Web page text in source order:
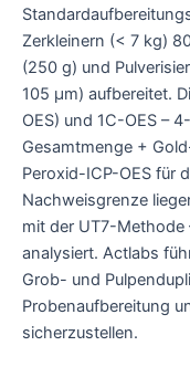
Zerkleinern (< 7 kg)
(250 g) und
105 μm) aufbereitet.
OES) und 1C-OES –
Gesamtmenge +
Peroxid-ICP-OES für
Nachweisgrenze
mit der UT7-Methode
analysiert. Actlabs
Grob- und
Probenaufbereitung
sicherzustellen.